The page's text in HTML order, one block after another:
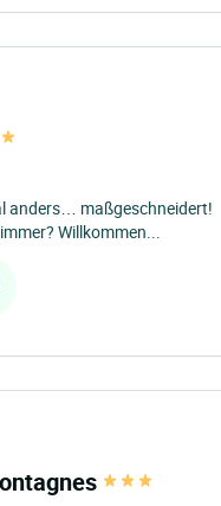
anders… maßgeschneidert!
Willkommen...